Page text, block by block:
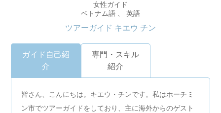
女性ガイド
ベトナム語 、 英語
ツアーガイド キエウ チン
ガイド自己紹
介
専門・スキル
紹介
皆さん、こんにちは。キエウ・チンです。私はホーチミ
ン市でツアーガイドをしており、主に海外からのゲスト